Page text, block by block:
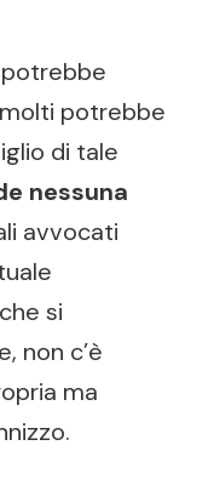
potrebbe
di tale
nessuna
avvocati
si
non c’è
ma